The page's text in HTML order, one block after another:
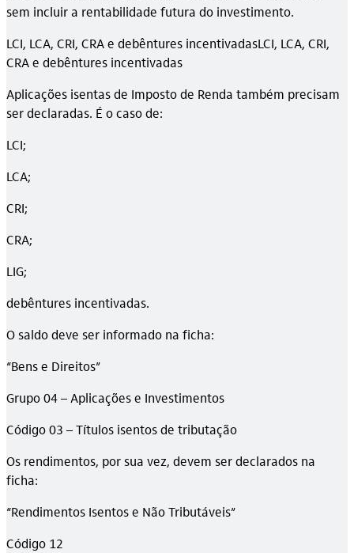
sem incluir a rentabilidade futura do investimento.
LCI, LCA, CRI, CRA e debêntures incentivadasLCI, LCA, CRI,
CRA e debêntures incentivadas
Aplicações isentas de Imposto de Renda também precisam
ser declaradas. É o caso de:
LCI;
LCA;
CRI;
CRA;
LIG;
debêntures incentivadas.
O saldo deve ser informado na ficha:
“Bens e Direitos”
Grupo 04 – Aplicações e Investimentos
Código 03 – Títulos isentos de tributação
Os rendimentos, por sua vez, devem ser declarados na
ficha:
“Rendimentos Isentos e Não Tributáveis”
Código 12